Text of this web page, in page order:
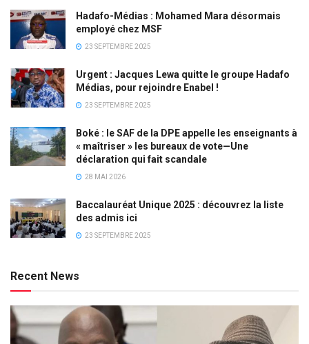
Hadafo-Médias : Mohamed Mara désormais
employé chez MSF
23 SEPTEMBRE 2025
Urgent : Jacques Lewa quitte le groupe Hadafo
Médias, pour rejoindre Enabel !
23 SEPTEMBRE 2025
Boké : le SAF de la DPE appelle les enseignants à
« maîtriser » les bureaux de vote—Une
déclaration qui fait scandale
28 MAI 2026
Baccalauréat Unique 2025 : découvrez la liste
des admis ici
23 SEPTEMBRE 2025
Recent News